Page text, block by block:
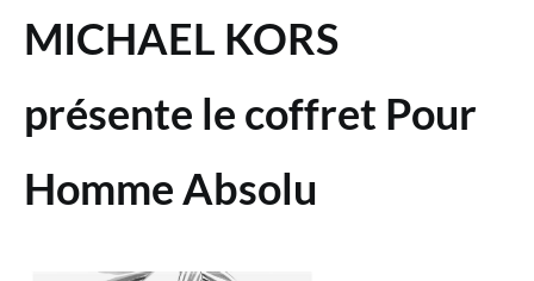
MICHAEL KORS
présente le coffret Pour
Homme Absolu